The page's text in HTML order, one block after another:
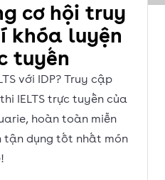
cơ hội truy
khóa luyện
tuyến
với IDP? Truy cập
IELTS trực tuyến của
hoàn toàn miễn
tận dụng tốt nhất món